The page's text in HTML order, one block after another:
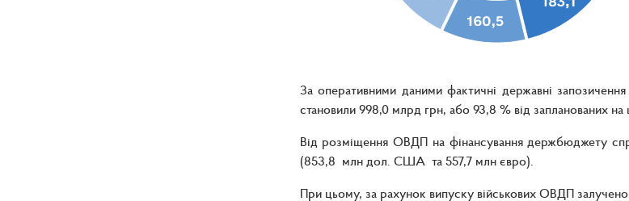
За оперативними даними фактичні державні
становили 998,0 млрд грн, або 93,8 % від запланованих на
Від розміщення ОВДП на фінансування держбюджету
(853,8 млн дол. США та 557,7 млн євро).
При цьому, за рахунок випуску військових ОВДП